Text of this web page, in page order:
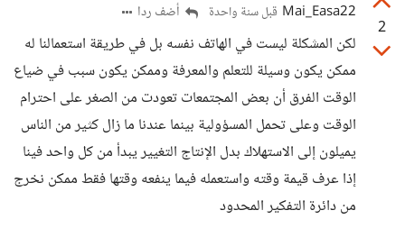
2
Mai_Easa22 قبل سنة واحدة أضف ردا
لكن المشكلة ليست في الهاتف نفسه بل في طريقة استعمالنا له
ممكن يكون وسيلة للتعلم والمعرفة وممكن يكون سبب في ضياع
الوقت الفرق أن بعض المجتمعات تعودت من الصغر على احترام
الوقت وعلى تحمل المسؤولية بينما عندنا ما زال كثير من الناس
يميلون إلى الاستهلاك بدل الإنتاج التغيير يبدأ من كل واحد فينا
إذا عرف قيمة وقته واستعمله فيما ينفعه وقتها فقط ممكن نخرج
من دائرة التفكير المحدود